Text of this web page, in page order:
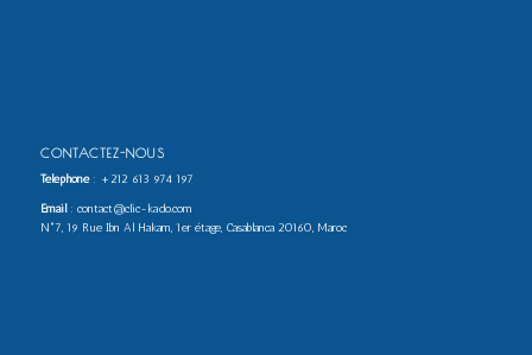
CONTACTEZ-NOUS
Téléphone: +212 613 974 197
Email: contact@clic-kado.com
N°7, 19 Rue Ibn Al Hakam, 1er étage, Casablanca 20160, Maroc